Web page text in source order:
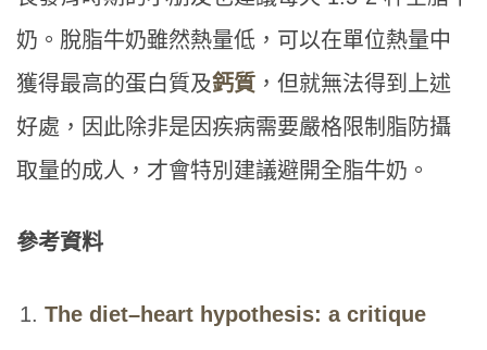
奶。脫脂牛奶雖然熱量低，可以在單位熱量中
獲得最高的蛋白質及鈣質 ，但就無法得到上述
好處，因此除非是因疾病需要嚴格限制脂防攝
取量的成人，才會特別建議避開全脂牛奶。
參考資料
The diet–heart hypothesis: a critique